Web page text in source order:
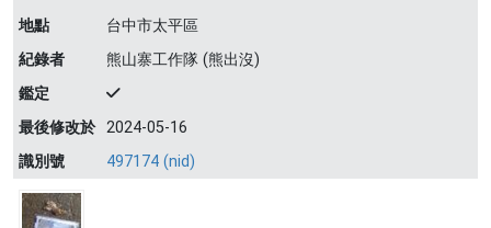
地點
台中市太平區
紀錄者
熊山寨工作隊 (熊出沒)
鑑定
最後修改於 2024-05-16
識別號
497174 (nid)